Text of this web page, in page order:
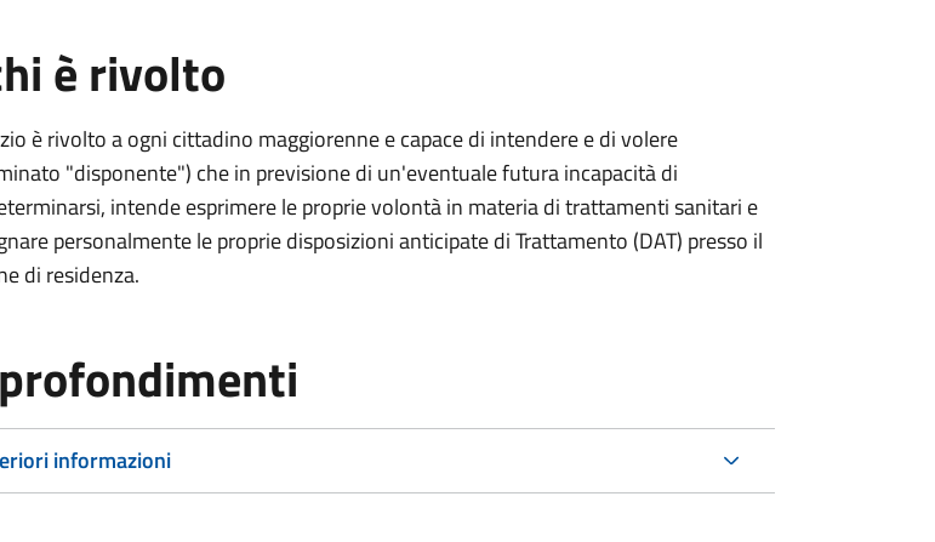
è rivolto
è rivolto a ogni cittadino maggiorenne e capace di intendere e di volere
"disponente") che in previsione di un'eventuale futura incapacità di
intende esprimere le proprie volontà in materia di trattamenti sanitari e
personalmente le proprie disposizioni anticipate di Trattamento (DAT) presso il
di residenza.
informazioni